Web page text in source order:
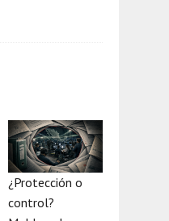
¿Protección o
control?